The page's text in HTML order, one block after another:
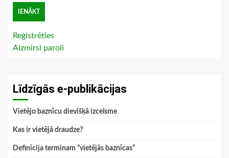
Reģistrēties
Aizmirsi paroli
Līdzīgās e-publikācijas
Vietējo baznīcu dievišķā izcelsme
Kas ir vietējā draudze?
Definīcija terminam “vietējās baznīcas”